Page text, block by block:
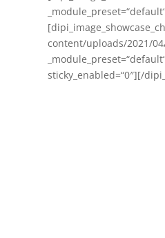
content/uploads/2021/
sticky_enabled=“0″][/